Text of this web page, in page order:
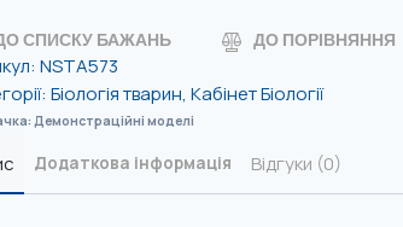
СПИСКУ БАЖАНЬ ДО ПОРІВНЯННЯ
NSTA573
Біологія тварин, Кабінет Біології
Демонстраційні моделі
Додаткова інформація Відгуки (0)